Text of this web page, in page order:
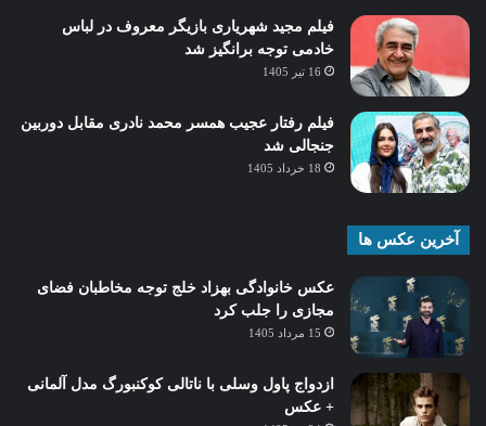
فیلم مجید شهریاری بازیگر معروف در لباس
خادمی توجه برانگیز شد
16 تیر 1405
فیلم رفتار عجیب همسر محمد نادری مقابل دوربین
جنجالی شد
18 خرداد 1405
آخرین عکس ها
عکس خانوادگی بهزاد خلج توجه مخاطبان فضای
مجازی را جلب کرد
15 مرداد 1405
ازدواج پاول وسلی با ناتالی کوکنبورگ مدل آلمانی
+ عکس